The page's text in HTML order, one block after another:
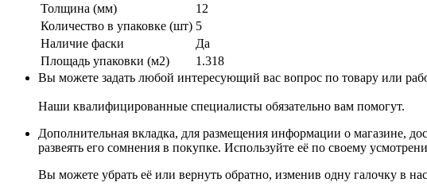
Толщина (мм)
12
Количество в упаковке (шт) 5
Наличие фаски
Да
Площадь упаковки (м2)
1.318
Вы можете задать любой интересующий вас вопрос по товару или
Наши квалифицированные специалисты обязательно вам помогут.
Дополнительная вкладка, для размещения информации о магазине,
развеять его сомнения в покупке. Используйте её по своему
Вы можете убрать её или вернуть обратно, изменив одну галочку в